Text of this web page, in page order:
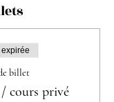
expirée
billet
cours privé